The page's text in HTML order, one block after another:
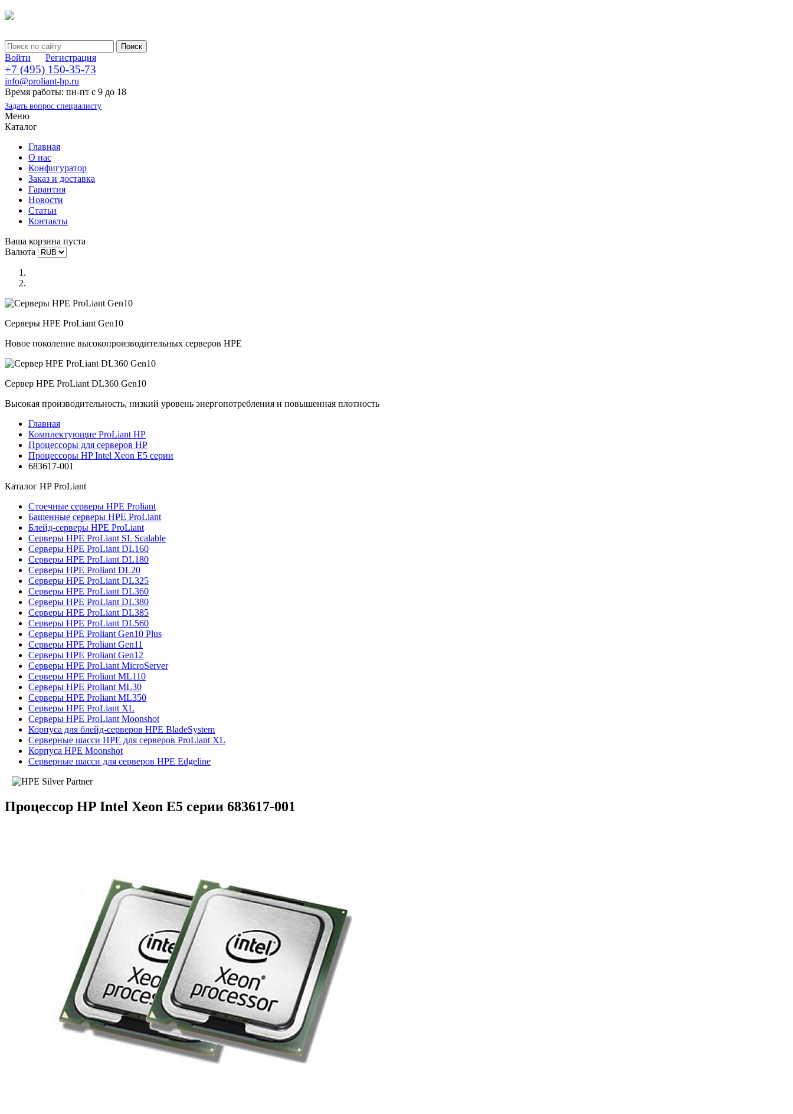
Войти Регистрация
+7 (495) 150-35-73
info@proliant-hp.ru
Время работы: пн-пт с 9 до 18
Задать вопрос специалисту
Меню
Каталог
Главная
О нас
Конфигуратор
Заказ и доставка
Гарантия
Новости
Статьи
Контакты
Ваша корзина пуста
Валюта
Серверы HPE ProLiant Gen10
Новое поколение высокопроизводительных серверов HPE
Сервер HPE ProLiant DL360 Gen10
Высокая производительность, низкий уровень энергопотребления и повышенная плотность
Главная
Комплектующие ProLiant HP
Процессоры для серверов HP
Процессоры HP Intel Xeon E5 серии
683617-001
Каталог HP ProLiant
Стоечные серверы HPE Proliant
Башенные серверы HPE ProLiant
Блейд-серверы HPE ProLiant
Серверы HPE ProLiant SL Scalable
Серверы HPE ProLiant DL160
Серверы HPE ProLiant DL180
Серверы HPE Proliant DL20
Серверы HPE ProLiant DL325
Серверы HPE ProLiant DL360
Серверы HPE ProLiant DL380
Серверы HPE ProLiant DL385
Серверы HPE ProLiant DL560
Серверы HPE Proliant Gen10 Plus
Серверы HPE Proliant Gen11
Серверы HPE Proliant Gen12
Серверы HPE ProLiant MicroServer
Серверы HPE Proliant ML110
Серверы HPE Proliant ML30
Серверы HPE Proliant ML350
Серверы HPE ProLiant XL
Серверы HPE ProLiant Moonshot
Корпуса для блейд-серверов HPE BladeSystem
Серверные шасси HPE для серверов ProLiant XL
Корпуса HPE Moonshot
Серверные шасси для серверов HPE Edgeline
Процессор HP Intel Xeon E5 серии 683617-001